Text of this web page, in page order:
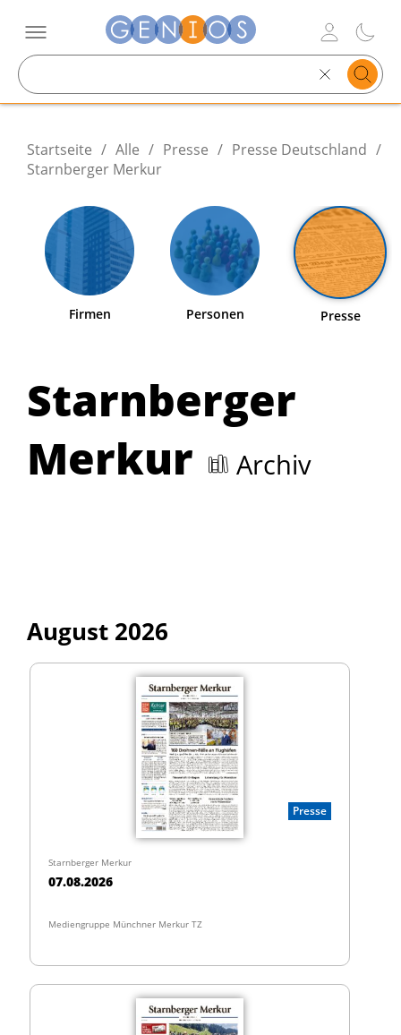
text
Startseite / Alle / Presse / Presse Deutschland /
Starnberger Merkur
Firmen Personen Presse
Starnberger
Merkur
Archiv
August 2026
Presse
Starnberger Merkur
07.08.2026
Mediengruppe Münchner Merkur TZ